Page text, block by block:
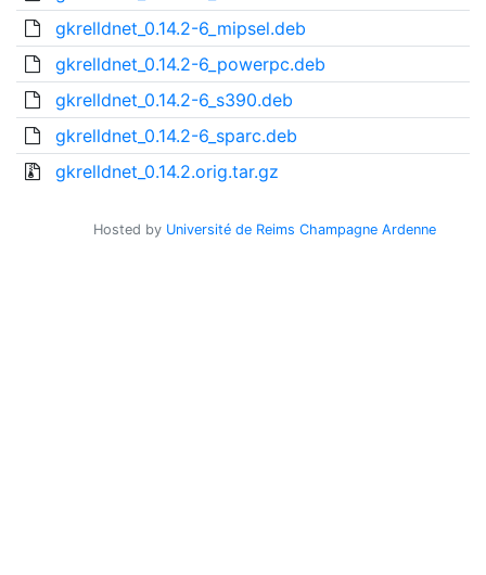
gkrelldnet_0.14.2-6_mipsel.deb
gkrelldnet_0.14.2-6_powerpc.deb
gkrelldnet_0.14.2-6_s390.deb
gkrelldnet_0.14.2-6_sparc.deb
gkrelldnet_0.14.2.orig.tar.gz
Hosted by Université de Reims Champagne Ardenne